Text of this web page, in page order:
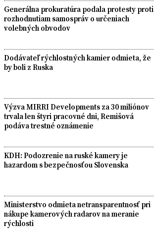
Generálna prokuratúra podala protesty proti
rozhodnutiam samospráv o určeniach
volebných obvodov
Dodávateľ rýchlostných kamier odmieta, že
by boli z Ruska
Výzva MIRRI Developments za 30 miliónov
trvala len štyri pracovné dni, Remišová
podáva trestné oznámenie
KDH: Podozrenie na ruské kamery je
hazardom s bezpečnosťou Slovenska
Ministerstvo odmieta netransparentnosť pri
nákupe kamerových radarov na meranie
rýchlosti